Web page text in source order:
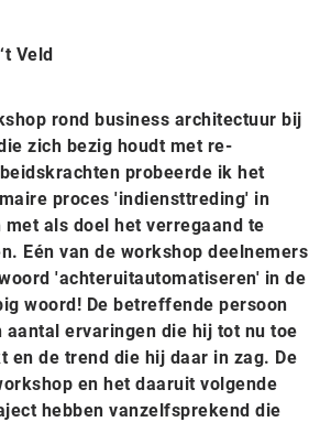
Veld
rond business architectuur bij
zich bezig houdt met re-
probeerde ik het
proces 'indiensttreding' in
als doel het verregaand te
Eén van de workshop deelnemers
'achteruitautomatiseren' in de
woord! De betreffende persoon
aantal ervaringen die hij tot nu toe
en de trend die hij daar in zag. De
en het daaruit volgende
hebben vanzelfsprekend die